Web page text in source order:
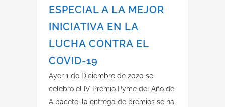
ESPECIAL A LA MEJOR
INICIATIVA EN LA
LUCHA CONTRA EL
COVID-19
Ayer 1 de Diciembre de 2020 se
celebró el IV Premio Pyme del Año de
Albacete, la entrega de premios se ha